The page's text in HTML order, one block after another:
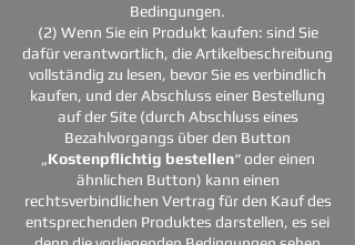
Bedingungen.
(2) Wenn Sie ein Produkt kaufen: sind Sie
dafür verantwortlich, die Artikelbeschreibung
vollständig zu lesen, bevor Sie es verbindlich
kaufen, und der Abschluss einer Bestellung
auf der Site (durch Abschluss eines
Bezahlvorgangs über den Button
„Kostenpflichtig bestellen“ oder einen
ähnlichen Button) kann einen
rechtsverbindlichen Vertrag für den Kauf des
entsprechenden Produktes darstellen, es sei